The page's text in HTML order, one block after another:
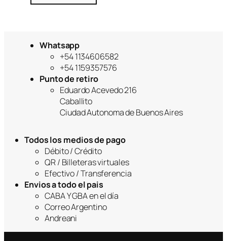
Whatsapp
+54 1134606582
+54 1159357576
Punto de retiro
Eduardo Acevedo 216
Caballito
Ciudad Autonoma de Buenos Aires
Todos los medios de pago
Débito / Crédito
QR / Billeteras virtuales
Efectivo / Transferencia
Envios a todo el pais
CABA Y GBA en el día
Correo Argentino
Andreani